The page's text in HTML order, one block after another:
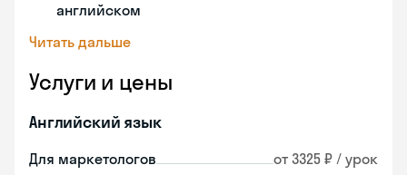
английском
Читать дальше
Услуги и цены
Английский язык
Для маркетологов от 3325 ₽ / урок